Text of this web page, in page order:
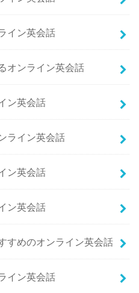
イン英会話
オンライン英会話
ン英会話
ライン英会話
ン英会話
ン英会話
すめのオンライン英会話
イン英会話